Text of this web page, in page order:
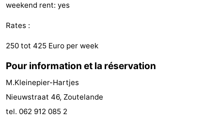
Églises
-
Phares
vue
Terrains
-
weekend rent: yes
Rates :
250 tot 425 Euro per week
Pour information et la réservation
M.Kleinepier-Hartjes
Nieuwstraat 46, Zoutelande
tel. 062 912 085 2